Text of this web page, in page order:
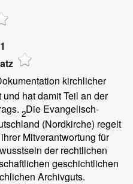
kirchlicher
hat damit Teil an der
2Die Evangelisch-
(Nordkirche) regelt
Mitverantwortung für
der rechtlichen
geschichtlichen
Archivguts.